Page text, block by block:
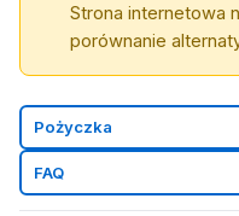
Strona internetowa
porównanie
Pożyczka
FAQ